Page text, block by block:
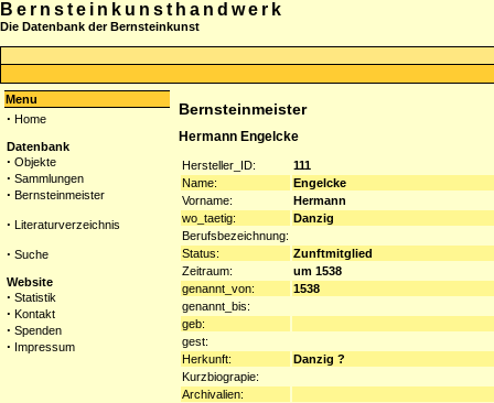
Bernsteinkunsthandwerk
Die Datenbank der Bernsteinkunst
Menu
· Home
Datenbank
· Objekte
· Sammlungen
· Bernsteinmeister
· Literaturverzeichnis
· Suche
Website
· Statistik
· Kontakt
· Spenden
· Impressum
Bernsteinmeister
Hermann Engelcke
Hersteller_ID:
111
Name:
Engelcke
Vorname:
Hermann
wo_taetig:
Danzig
Berufsbezeichnung:
Status:
Zunftmitglied
Zeitraum:
um 1538
genannt_von:
1538
genannt_bis:
geb:
gest:
Herkunft:
Danzig ?
Kurzbiograpie:
Archivalien: